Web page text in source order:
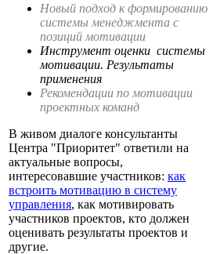
Новый подход к формированию
системы менеджмента с
позиций мотивации
Инструмент оценки системы
мотивации. Результаты
применения
Рекомендации по мотивации
проектных команд
В живом диалоге консультанты
Центра "Приоритет" ответили на
актуальные вопросы,
интересовавшие участников: как
встроить мотивацию в систему
управления, как мотивировать
участников проектов, кто должен
оценивать результаты проектов и
другие.